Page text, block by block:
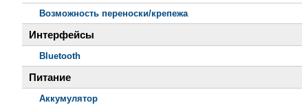
Возможность переноски/крепежа
Интерфейсы
Bluetooth
Питание
Аккумулятор